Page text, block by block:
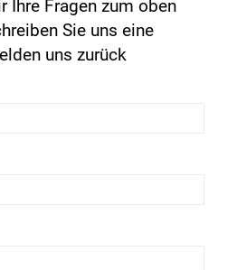
Ihre Fragen zum oben
Sie uns eine
uns zurück